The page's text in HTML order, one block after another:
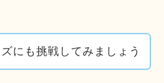
にも挑戦してみましょう